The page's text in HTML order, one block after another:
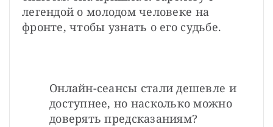
легендой о молодом человеке на
фронте, чтобы узнать о его судьбе.
Онлайн-сеансы стали дешевле и
доступнее, но насколько можно
доверять предсказаниям?